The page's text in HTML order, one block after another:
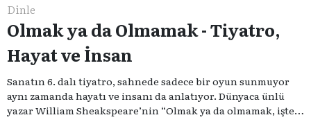
Dinle
Olmak ya da Olmamak - Tiyatro,
Hayat ve İnsan
Sanatın 6. dalı tiyatro, sahnede sadece bir oyun sunmuyor
aynı zamanda hayatı ve insanı da anlatıyor. Dünyaca ünlü
yazar William Sheakspeare’nin “Olmak ya da olmamak, işte